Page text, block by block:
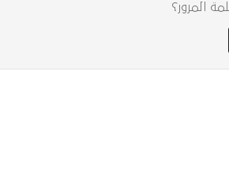
المرور؟